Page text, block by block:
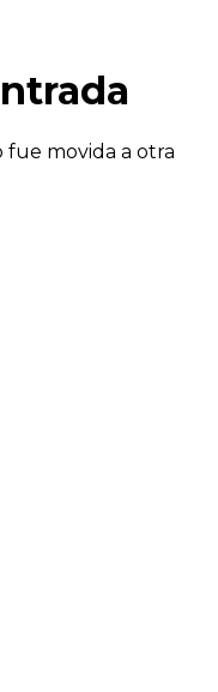
fue movida a otra